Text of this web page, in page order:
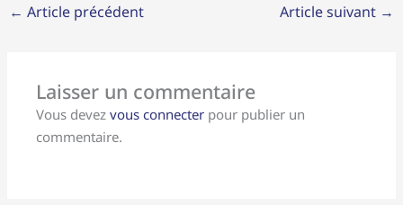
← Article précédent Article suivant →
Laisser un commentaire
Vous devezvous connecter pour publier un
commentaire.